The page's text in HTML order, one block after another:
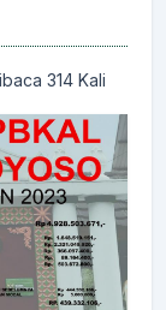
314 Kali